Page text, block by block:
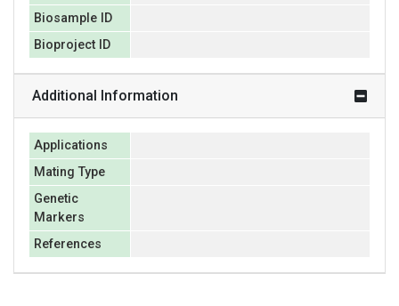
Biosample ID
Bioproject ID
Additional Information
Applications
Mating Type
Genetic
Markers
References